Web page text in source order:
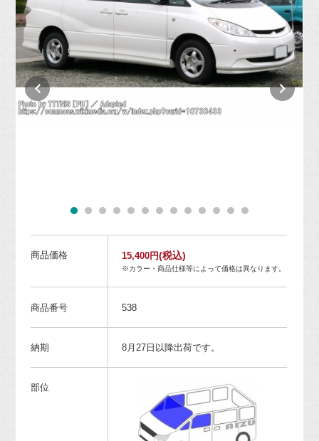
商品価格 15,400円(税込)
※カラー・商品仕様等によって価格は異なります。
商品番号 538
納期 8月27日以降出荷です。
部位